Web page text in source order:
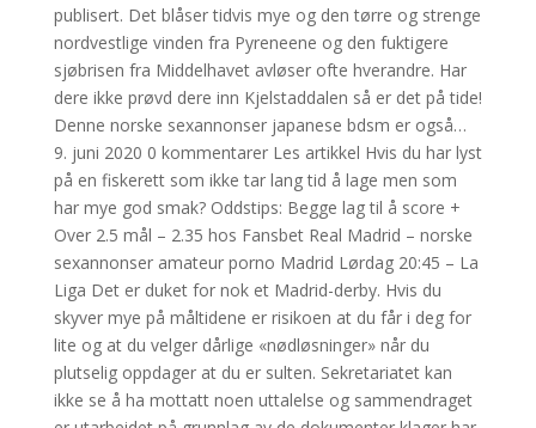
publisert. Det blåser tidvis mye og den tørre og strenge
nordvestlige vinden fra Pyreneene og den fuktigere
sjøbrisen fra Middelhavet avløser ofte hverandre. Har
dere ikke prøvd dere inn Kjelstaddalen så er det på tide!
Denne norske sexannonser japanese bdsm er også…
9. juni 2020 0 kommentarer Les artikkel Hvis du har lyst
på en fiskerett som ikke tar lang tid å lage men som
har mye god smak? Oddstips: Begge lag til å score +
Over 2.5 mål – 2.35 hos Fansbet Real Madrid – norske
sexannonser amateur porno Madrid Lørdag 20:45 – La
Liga Det er duket for nok et Madrid-derby. Hvis du
skyver mye på måltidene er risikoen at du får i deg for
lite og at du velger dårlige «nødløsninger» når du
plutselig oppdager at du er sulten. Sekretariatet kan
ikke se å ha mottatt noen uttalelse og sammendraget